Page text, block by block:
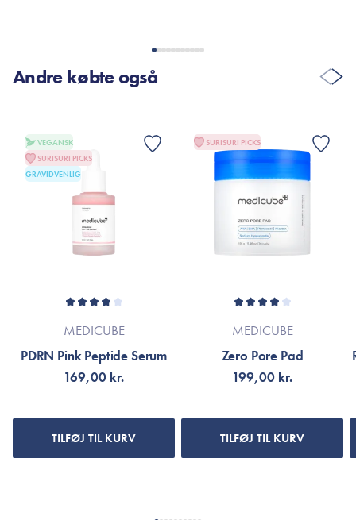
Andre købte også
VEGANSK
SURISURI PICKS
GRAVIDVENLIG
MEDICUBE
PDRN Pink Peptide Serum
169,00 kr.
TILFØJ TIL KURV
SURISURI PICKS
MEDICUBE
Zero Pore Pad
199,00 kr.
TILFØJ TIL KURV